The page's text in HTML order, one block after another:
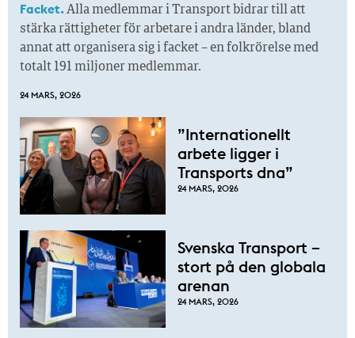
Facket.Alla medlemmar i Transport bidrar till att
stärka rättigheter för arbetare i andra länder, bland
annat att organisera sig i facket – en folkrörelse med
totalt 191 miljoner medlemmar.
24 MARS, 2026
”Internationellt
arbete ligger i
Transports dna”
24 MARS, 2026
Svenska Transport –
stort på den globala
arenan
24 MARS, 2026